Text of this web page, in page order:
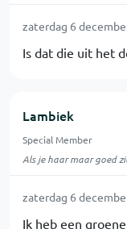
zaterdag 6
Is dat die uit het
Lambiek
Special Member
Als je haar maar goed
zaterdag 6
Ik heb een